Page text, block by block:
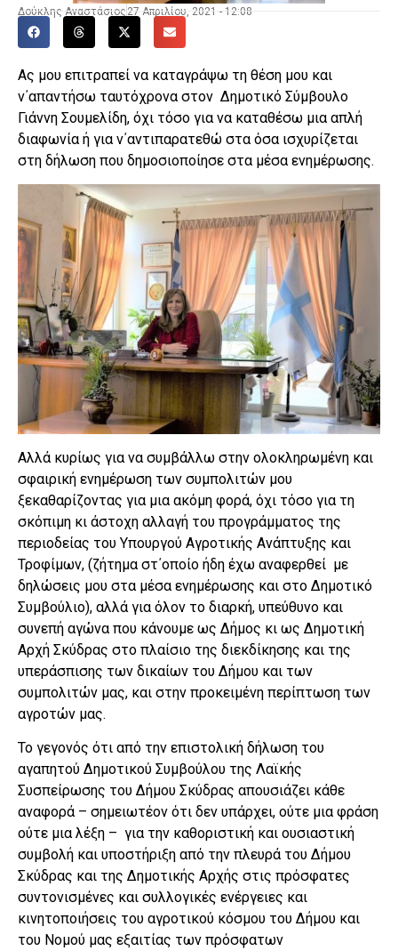
Δούκλης Αναστάσιος 27 Απριλίου, 2021 - 12:08
Ας μου επιτραπεί να καταγράψω τη θέση μου και
ν΄απαντήσω ταυτόχρονα στον Δημοτικό Σύμβουλο
Γιάννη Σουμελίδη, όχι τόσο για να καταθέσω μια απλή
διαφωνία ή για ν΄αντιπαρατεθώ στα όσα ισχυρίζεται
στη δήλωση που δημοσιοποίησε στα μέσα ενημέρωσης.
Αλλά κυρίως για να συμβάλλω στην ολοκληρωμένη και
σφαιρική ενημέρωση των συμπολιτών μου
ξεκαθαρίζοντας για μια ακόμη φορά, όχι τόσο για τη
σκόπιμη κι άστοχη αλλαγή του προγράμματος της
περιοδείας του Υπουργού Αγροτικής Ανάπτυξης και
Τροφίμων, (ζήτημα στ΄οποίο ήδη έχω αναφερθεί με
δηλώσεις μου στα μέσα ενημέρωσης και στο Δημοτικό
Συμβούλιο), αλλά για όλον το διαρκή, υπεύθυνο και
συνεπή αγώνα που κάνουμε ως Δήμος κι ως Δημοτική
Αρχή Σκύδρας στο πλαίσιο της διεκδίκησης και της
υπεράσπισης των δικαίων του Δήμου και των
συμπολιτών μας, και στην προκειμένη περίπτωση των
αγροτών μας.
Το γεγονός ότι από την επιστολική δήλωση του
αγαπητού Δημοτικού Συμβούλου της Λαϊκής
Συσπείρωσης του Δήμου Σκύδρας απουσιάζει κάθε
αναφορά – σημειωτέον ότι δεν υπάρχει, ούτε μια φράση
ούτε μια λέξη – για την καθοριστική και ουσιαστική
συμβολή και υποστήριξη από την πλευρά του Δήμου
Σκύδρας και της Δημοτικής Αρχής στις πρόσφατες
συντονισμένες και συλλογικές ενέργειες και
κινητοποιήσεις του αγροτικού κόσμου του Δήμου και
του Νομού μας εξαιτίας των πρόσφατων